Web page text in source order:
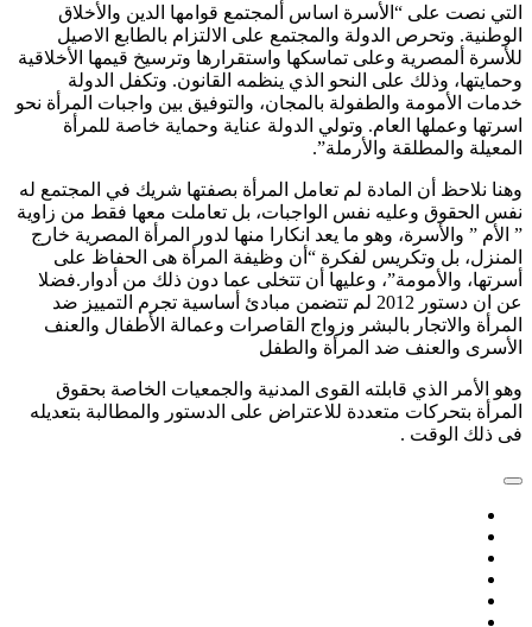
نصت على “الأسرة اساس ألمجتمع قوامها الدين والأخلاق
وتحرص الدولة والمجتمع على الالتزام بالطابع الاصيل
ألمصرية وعلى تماسكها واستقرارها وترسيخ قيمها الأخلاقية
وذلك على النحو الذي ينظمه القانون. وتكفل الدولة
الأمومة والطفولة بالمجان، والتوفيق بين واجبات المرأة نحو
وعملها العام. وتولي الدولة عناية وحماية خاصة للمرأة
والمطلقة والأرملة”.
نلاحظ أن المادة لم تعامل المرأة بصفتها شريك في المجتمع له
الحقوق وعليه نفس الواجبات، بل تعاملت معها فقط من زاوية
الأم ” والأسرة، وهو ما يعد انكارا منها لدور المرأة المصرية خارج
بل وتكريس لفكرة “أن وظيفة المرأة هى الحفاظ على
والأمومة”، وعليها أن تتخلى عما دون ذلك من أدوار.فضلا
عن ان دستور 2012 لم تتضمن مبادئ أساسية تجرم التمييز ضد
والاتجار بالبشر وزواج القاصرات وعمالة الأطفال والعنف
والعنف ضد المرأة والطفل
الأمر الذي قابلته القوى المدنية والجمعيات الخاصة بحقوق
بتحركات متعددة للاعتراض على الدستور والمطالبة بتعديله
ذلك الوقت .